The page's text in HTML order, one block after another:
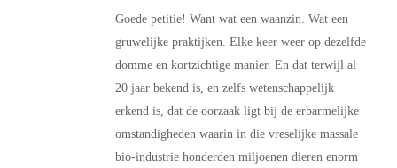
Goede petitie! Want wat een waanzin. Wat een
gruwelijke praktijken. Elke keer weer op dezelfde
domme en kortzichtige manier. En dat terwijl al
20 jaar bekend is, en zelfs wetenschappelijk
erkend is, dat de oorzaak ligt bij de erbarmelijke
omstandigheden waarin in die vreselijke massale
bio-industrie honderden miljoenen dieren enorm